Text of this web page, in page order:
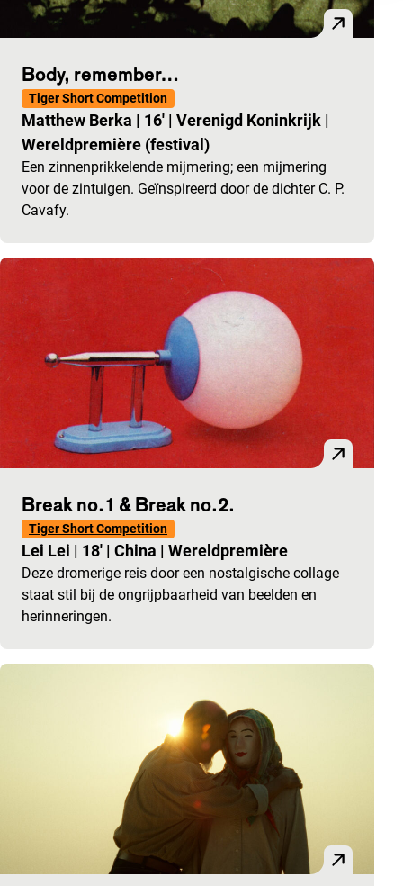
Body, remember…
Tiger Short Competition
Matthew Berka | 16' | Verenigd Koninkrijk |
Wereldpremière (festival)
Een zinnenprikkelende mijmering; een mijmering
voor de zintuigen. Geïnspireerd door de dichter C. P.
Cavafy.
Break no.1 & Break no.2.
Tiger Short Competition
Lei Lei | 18' | China | Wereldpremière
Deze dromerige reis door een nostalgische collage
staat stil bij de ongrijpbaarheid van beelden en
herinneringen.